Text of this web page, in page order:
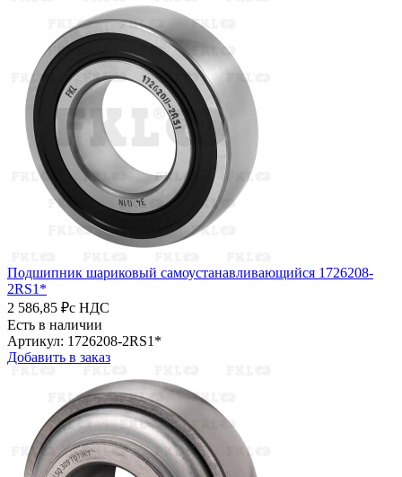
Подшипник шариковый самоустанавливающийся 1726208-
2RS1*
2 586,85 ₽с НДС
Есть в наличии
Артикул: 1726208-2RS1*
Добавить в заказ